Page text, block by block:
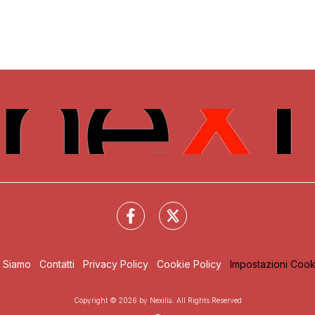
Siamo Contatti Privacy Policy Cookie Policy Impostazioni
Copyright © 2026 by Nexilia. All Rights Reserved